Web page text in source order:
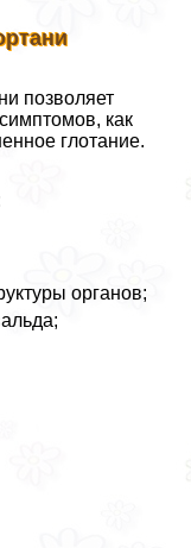
позволяет
как
глотание.
органов;